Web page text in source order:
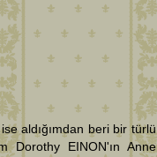
aldığımdan beri bir türlü
Dorothy EINON'ın Anne